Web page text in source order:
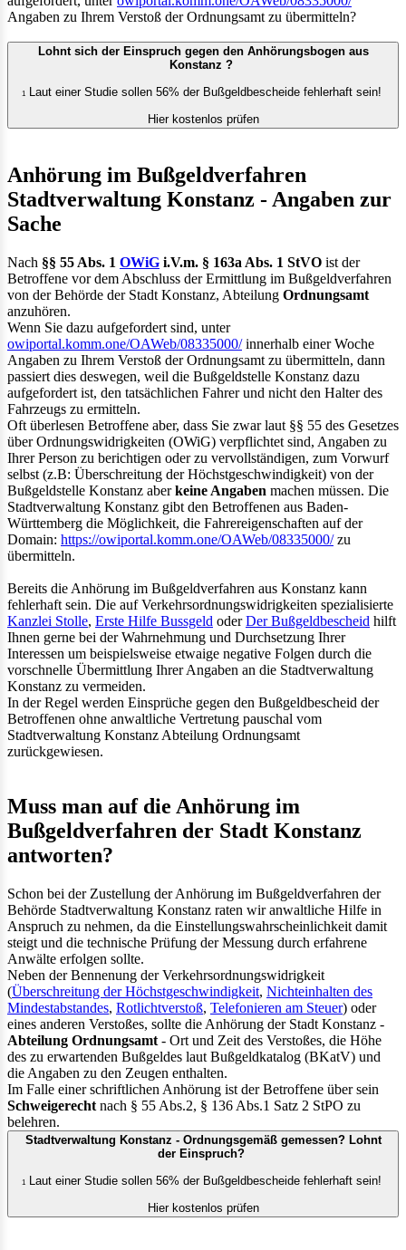
Angaben zu Ihrem Verstoß der Ordnungsamt zu übermitteln?
Lohnt sich der Einspruch gegen den Anhörungsbogen aus
Konstanz ?
1
Laut einer Studie sollen 56% der Bußgeldbescheide fehlerhaft sein!
Hier kostenlos prüfen
Anhörung im Bußgeldverfahren
Stadtverwaltung Konstanz - Angaben zur
Sache
Nach §§ 55 Abs. 1 OWiG i.V.m. § 163a Abs. 1 StVO ist der
Betroffene vor dem Abschluss der Ermittlung im Bußgeldverfahren
von der Behörde der Stadt Konstanz, Abteilung Ordnungsamt
anzuhören.
Wenn Sie dazu aufgefordert sind, unter
owiportal.komm.one/OAWeb/08335000/innerhalb einer Woche
Angaben zu Ihrem Verstoß der Ordnungsamt zu übermitteln, dann
passiert dies deswegen, weil die Bußgeldstelle Konstanz dazu
aufgefordert ist, den tatsächlichen Fahrer und nicht den Halter des
Fahrzeugs zu ermitteln.
Oft überlesen Betroffene aber, dass Sie zwar laut §§ 55 des Gesetzes
über Ordnungswidrigkeiten (OWiG) verpflichtet sind, Angaben zu
Ihrer Person zu berichtigen oder zu vervollständigen, zum Vorwurf
selbst (z.B: Überschreitung der Höchstgeschwindigkeit) von der
Bußgeldstelle Konstanz aberkeine Angaben machen müssen. Die
Stadtverwaltung Konstanz gibt den Betroffenen aus Baden-
Württemberg die Möglichkeit, die Fahrereigenschaften auf der
Domain: https://owiportal.komm.one/OAWeb/08335000/zu
übermitteln.
Bereits die Anhörung im Bußgeldverfahren aus Konstanz kann
fehlerhaft sein. Die auf Verkehrsordnungswidrigkeiten spezialisierte
Kanzlei Stolle, Erste Hilfe Bussgeld oderDer Bußgeldbescheid hilft
Ihnen gerne bei der Wahrnehmung und Durchsetzung Ihrer
Interessen um beispielsweise etwaige negative Folgen durch die
vorschnelle Übermittlung Ihrer Angaben an die Stadtverwaltung
Konstanz zu vermeiden.
In der Regel werden Einsprüche gegen den Bußgeldbescheid der
Betroffenen ohne anwaltliche Vertretung pauschal vom
Stadtverwaltung Konstanz Abteilung Ordnungsamt
zurückgewiesen.
Muss man auf die Anhörung im
Bußgeldverfahren der Stadt Konstanz
antworten?
Schon bei der Zustellung der Anhörung im Bußgeldverfahren der
Behörde Stadtverwaltung Konstanz raten wir anwaltliche Hilfe in
Anspruch zu nehmen, da die Einstellungswahrscheinlichkeit damit
steigt und die technische Prüfung der Messung durch erfahrene
Anwälte erfolgen sollte.
Neben der Bennenung der Verkehrsordnungswidrigkeit
(Überschreitung der Höchstgeschwindigkeit, Nichteinhalten des
Mindestabstandes, Rotlichtverstoß, Telefonieren am Steuer) oder
eines anderen Verstoßes, sollte die Anhörung der Stadt Konstanz -
Abteilung Ordnungsamt - Ort und Zeit des Verstoßes, die Höhe
des zu erwartenden Bußgeldes laut Bußgeldkatalog (BKatV) und
die Angaben zu den Zeugen enthalten.
Im Falle einer schriftlichen Anhörung ist der Betroffene über sein
Schweigerecht nach § 55 Abs.2, § 136 Abs.1 Satz 2 StPO zu
belehren.
Stadtverwaltung Konstanz - Ordnungsgemäß gemessen? Lohnt
der Einspruch?
1
Laut einer Studie sollen 56% der Bußgeldbescheide fehlerhaft sein!
Hier kostenlos prüfen